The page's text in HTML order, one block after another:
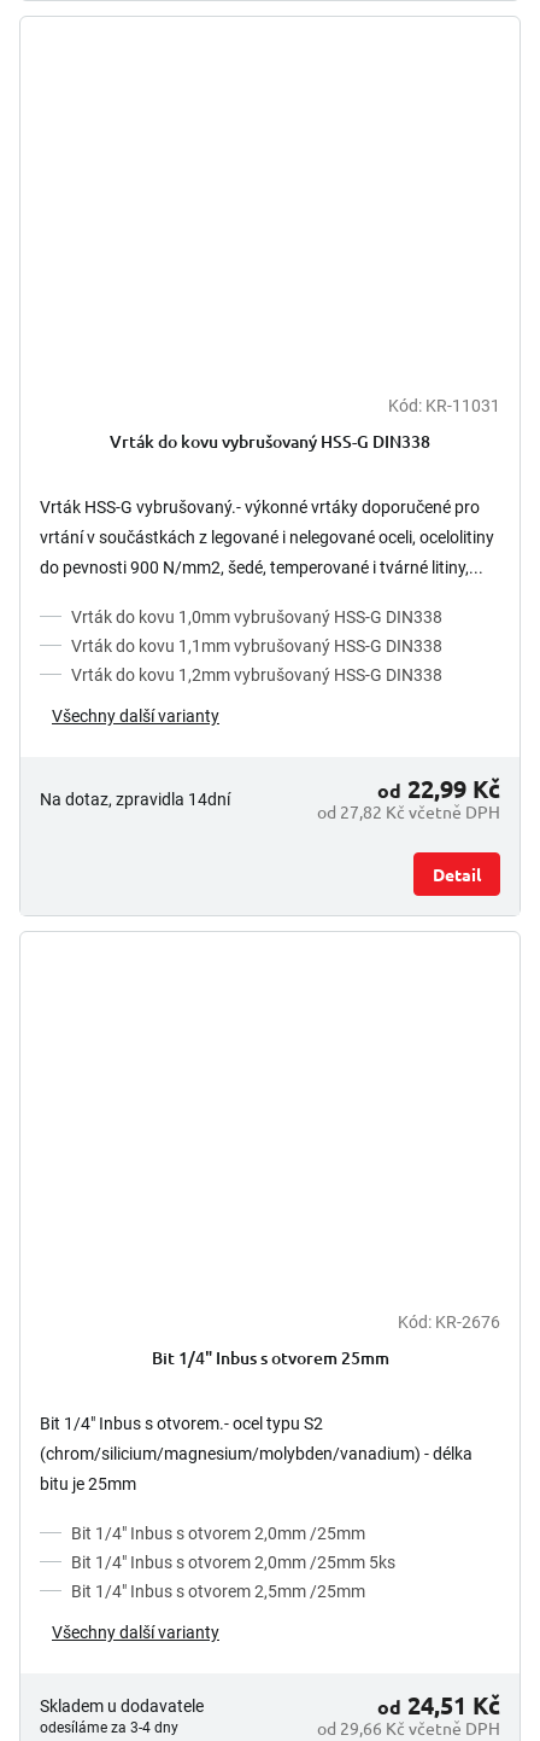
Kód: KR-11031
Vrták do kovu vybrušovaný HSS-G DIN338
Vrták HSS-G vybrušovaný.- výkonné vrtáky doporučené pro
vrtání v součástkách z legované i nelegované oceli, ocelolitiny
do pevnosti 900 N/mm2, šedé, temperované i tvárné litiny,...
Vrták do kovu 1,0mm vybrušovaný HSS-G DIN338
Vrták do kovu 1,1mm vybrušovaný HSS-G DIN338
Vrták do kovu 1,2mm vybrušovaný HSS-G DIN338
Všechny další varianty
Na dotaz, zpravidla 14dní
od 27,82 Kč včetně DPH
od 22,99 Kč
Detail
Kód: KR-2676
Bit 1/4" Inbus s otvorem 25mm
Bit 1/4" Inbus s otvorem.- ocel typu S2
(chrom/silicium/magnesium/molybden/vanadium) - délka
bitu je 25mm
Bit 1/4" Inbus s otvorem 2,0mm /25mm
Bit 1/4" Inbus s otvorem 2,0mm /25mm 5ks
Bit 1/4" Inbus s otvorem 2,5mm /25mm
Všechny další varianty
Skladem u dodavatele
odesíláme za 3-4 dny od 29,66 Kč včetně DPH
od 24,51 Kč